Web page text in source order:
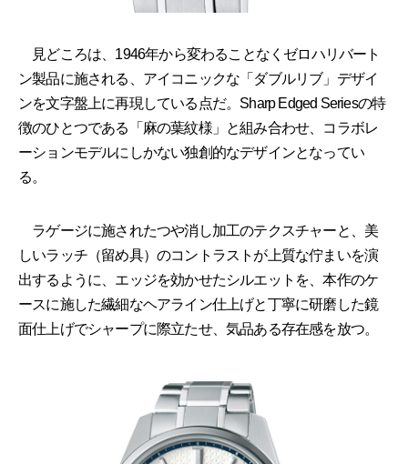
見どころは、1946年から変わることなくゼロハリバート
ン製品に施される、アイコニックな「ダブルリブ」デザイ
ンを文字盤上に再現している点だ。Sharp Edged Seriesの特
徴のひとつである「麻の葉紋様」と組み合わせ、コラボレ
ーションモデルにしかない独創的なデザインとなってい
る。
ラゲージに施されたつや消し加工のテクスチャーと、美
しいラッチ（留め具）のコントラストが上質な佇まいを演
出するように、エッジを効かせたシルエットを、本作のケ
ースに施した繊細なヘアライン仕上げと丁寧に研磨した鏡
面仕上げでシャープに際立たせ、気品ある存在感を放つ。